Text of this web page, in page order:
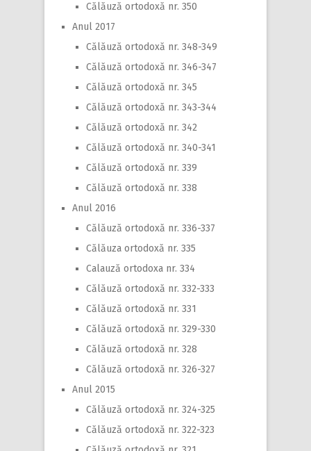
Călăuză ortodoxă nr. 350
Anul 2017
Călăuză ortodoxă nr. 348-349
Călăuză ortodoxă nr. 346-347
Călăuză ortodoxă nr. 345
Călăuză ortodoxă nr. 343-344
Călăuză ortodoxă nr. 342
Călăuză ortodoxă nr. 340-341
Călăuză ortodoxă nr. 339
Călăuză ortodoxă nr. 338
Anul 2016
Călăuză ortodoxă nr. 336-337
Călăuza ortodoxă nr. 335
Calauză ortodoxa nr. 334
Călăuză ortodoxă nr. 332-333
Călăuză ortodoxă nr. 331
Călăuză ortodoxă nr. 329-330
Călăuză ortodoxă nr. 328
Călăuză ortodoxă nr. 326-327
Anul 2015
Călăuză ortodoxă nr. 324-325
Călăuză ortodoxă nr. 322-323